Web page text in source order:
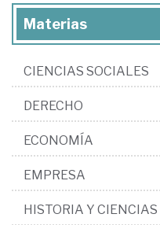
Materias
CIENCIAS SOCIALES
DERECHO
ECONOMÍA
EMPRESA
HISTORIA Y